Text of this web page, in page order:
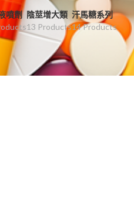
噴劑 陰莖增大類
13 Products
汗馬糖系列
14 Products